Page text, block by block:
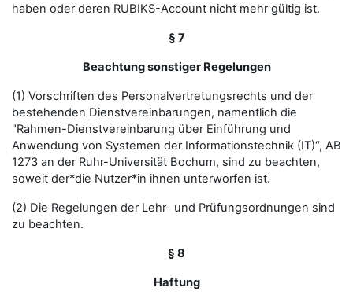
haben oder deren RUBIKS-Account nicht mehr gültig ist.
§ 7
Beachtung sonstiger Regelungen
(1) Vorschriften des Personalvertretungsrechts und der
bestehenden Dienstvereinbarungen, namentlich die
"Rahmen-Dienstvereinbarung über Einführung und
Anwendung von Systemen der Informationstechnik (IT)“, AB
1273 an der Ruhr-Universität Bochum, sind zu beachten,
soweit der*die Nutzer*in ihnen unterworfen ist.
(2) Die Regelungen der Lehr- und Prüfungsordnungen sind
zu beachten.
§ 8
Haftung